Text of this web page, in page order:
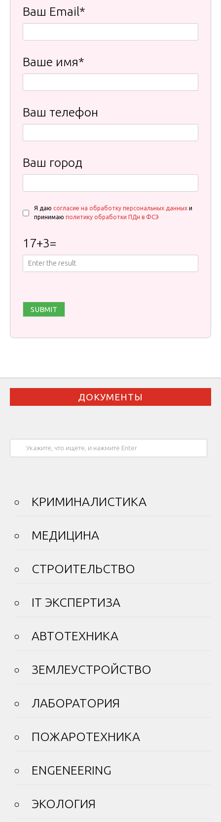
Ваш Email*
Ваше имя*
Ваш телефон
Ваш город
Я даю согласие на обработку персональных данных и
принимаю политику обработки ПДн в ФСЭ
17+3=
ДОКУМЕНТЫ
КРИМИНАЛИСТИКА
МЕДИЦИНА
СТРОИТЕЛЬСТВО
IT ЭКСПЕРТИЗА
АВТОТЕХНИКА
ЗЕМЛЕУСТРОЙСТВО
ЛАБОРАТОРИЯ
ПОЖАРОТЕХНИКА
ENGENEERING
ЭКОЛОГИЯ